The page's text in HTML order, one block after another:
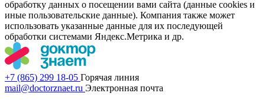
обработку данных о посещении вами сайта (данные cookies и
иные пользовательские данные). Компания также может
использовать указанные данные для их последующей
обработки системами Яндекс.Метрика и др.
+7 (865) 299 18-05 Горячая линия
mail@doctorznaet.ru Электронная почта